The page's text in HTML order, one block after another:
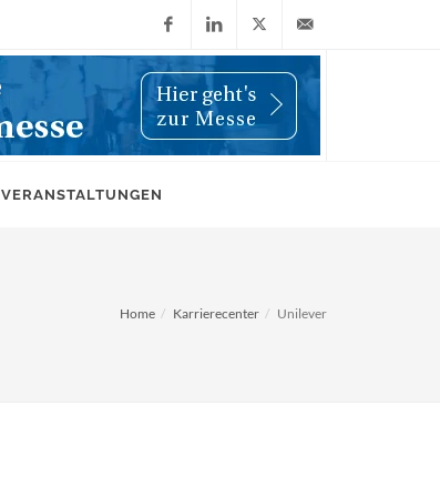
FacebookLinkedIn
X
(Twitter)
info@wiwi-
VERANSTALTUNGEN
Home Karrierecenter Unilever